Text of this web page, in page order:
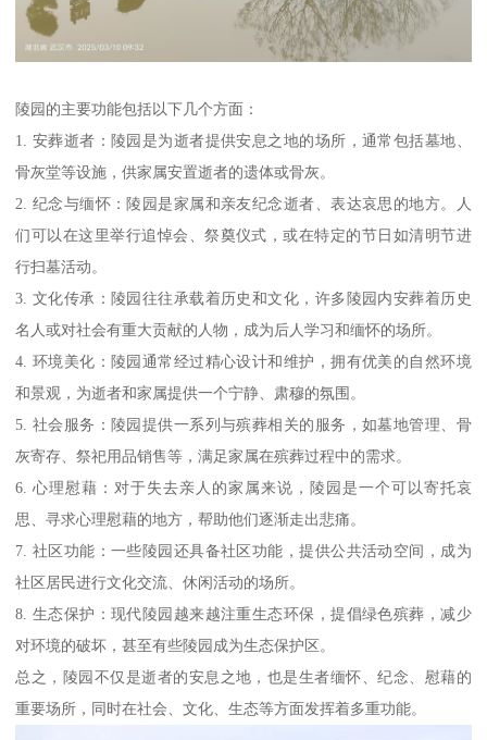
陵园的主要功能包括以下几个方面：
1. 安葬逝者：陵园是为逝者提供安息之地的场所，通常包括墓地、
骨灰堂等设施，供家属安置逝者的遗体或骨灰。
2. 纪念与缅怀：陵园是家属和亲友纪念逝者、表达哀思的地方。人
们可以在这里举行追悼会、祭奠仪式，或在特定的节日如清明节进
行扫墓活动。
3. 文化传承：陵园往往承载着历史和文化，许多陵园内安葬着历史
名人或对社会有重大贡献的人物，成为后人学习和缅怀的场所。
4. 环境美化：陵园通常经过精心设计和维护，拥有优美的自然环境
和景观，为逝者和家属提供一个宁静、肃穆的氛围。
5. 社会服务：陵园提供一系列与殡葬相关的服务，如墓地管理、骨
灰寄存、祭祀用品销售等，满足家属在殡葬过程中的需求。
6. 心理慰藉：对于失去亲人的家属来说，陵园是一个可以寄托哀
思、寻求心理慰藉的地方，帮助他们逐渐走出悲痛。
7. 社区功能：一些陵园还具备社区功能，提供公共活动空间，成为
社区居民进行文化交流、休闲活动的场所。
8. 生态保护：现代陵园越来越注重生态环保，提倡绿色殡葬，减少
对环境的破坏，甚至有些陵园成为生态保护区。
总之，陵园不仅是逝者的安息之地，也是生者缅怀、纪念、慰藉的
重要场所，同时在社会、文化、生态等方面发挥着多重功能。